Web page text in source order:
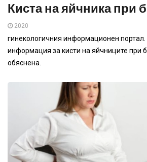
Киста на яйчника при
2020
гинекологичния информационен
информация за кисти на яйчниците при
обяснена.